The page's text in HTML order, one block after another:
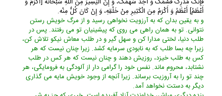
أَعْظَمُ] أَعْظَمُ وَ أَکْرَمُ مِنَ الْکَثِیرِ مِنْ خَلْقِهِ، وَ إِنْ کَانَ کُلٌّ مِنْه.
و به یقین بدان که به آرزویت نخواهى رسید و از مرگ خویش رستن
نتوانى. تو به همان راهى مى روى که پیشینیان تو مى رفتند. پس در
طلب دنیا، لختى مدارا کن و سهل گیر و در طلب معاش نیکو تلاش کن،
زیرا چه بسا طلب که به نابودى سرمایه کشد. زیرا چنان نیست که هر
کس به طلب خیزد، روزیش دهند و چنان نیست که هر کس در طلب
نشتابد، محروم ماند. نفس خود را گرامى دار از آلودگى به فرومایگى، هر
چند تو را به آروزیت برساند. زیرا آنچه از وجود خویش مایه مى گذارى
دیگر به دستت نخواهد آمد.